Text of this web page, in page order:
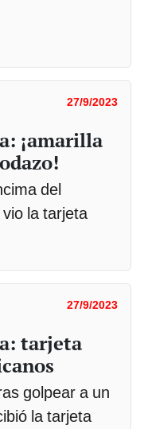
27/9/2023
¡amarilla
del
la tarjeta
27/9/2023
tarjeta
golpear a un
la tarjeta